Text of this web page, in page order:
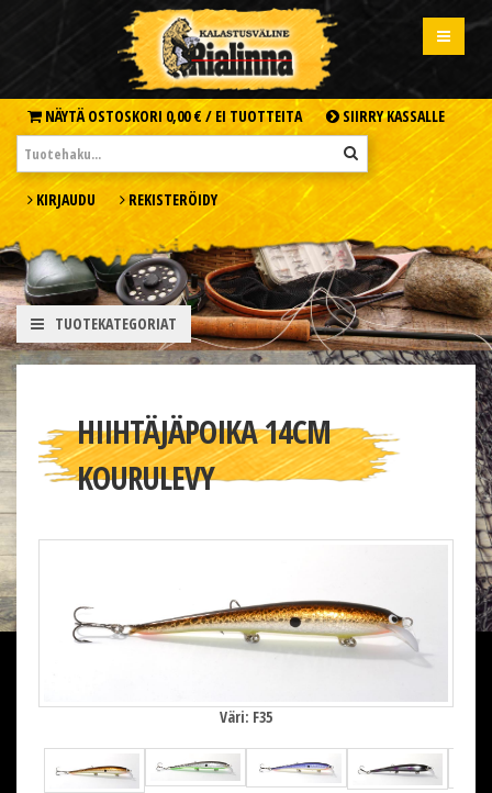
NÄYTÄ OSTOSKORI 0,00 € / EI TUOTTEITA SIIRRY KASSALLE
KIRJAUDU REKISTERÖIDY
TUOTEKATEGORIAT
HIIHTÄJÄPOIKA 14CM
KOURULEVY
Väri: F35